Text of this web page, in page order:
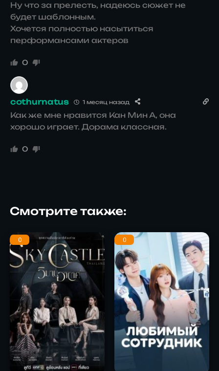
Ну что за прелесть, надеюсь сюжет не
будет шаблонным.
Хочется полностью насытиться
перформансами актеров
0
cothurnatus 1 месяц назад
Как же мне нравится Кан Мин А, она
хорошо играет. Дорама классная.
0
Смотрите также:
0 0